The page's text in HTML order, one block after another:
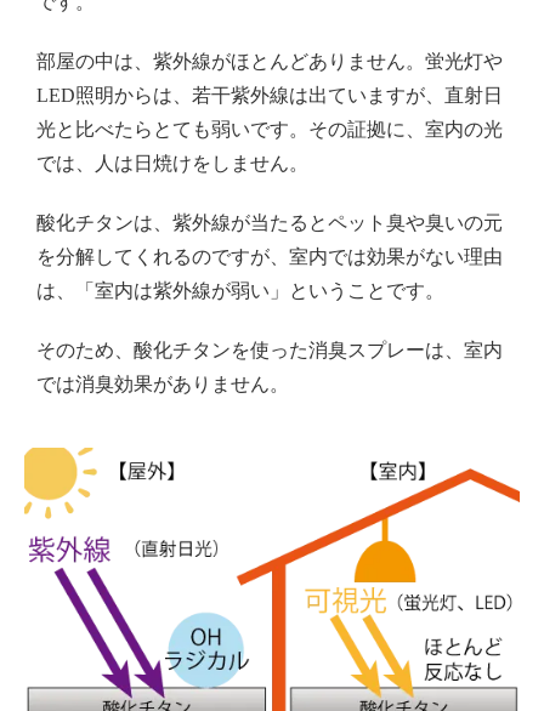
部屋の中は、紫外線がほとんどありません。蛍光灯や
LED照明からは、若干紫外線は出ていますが、直射日
光と比べたらとても弱いです。その証拠に、室内の光
では、人は日焼けをしません。
酸化チタンは、紫外線が当たるとペット臭や臭いの元
を分解してくれるのですが、室内では効果がない理由
は、「室内は紫外線が弱い」ということです。
そのため、酸化チタンを使った消臭スプレーは、室内
では消臭効果がありません。